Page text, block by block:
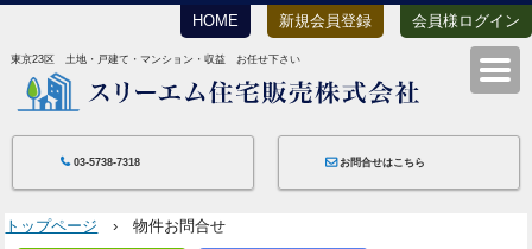
HOME 新規会員登録 会員様ログイン
東京23区 土地・戸建て・マンション・収益 お任せ下さい
03-5738-7318 お問合せはこちら
トップページ › 物件お問合せ